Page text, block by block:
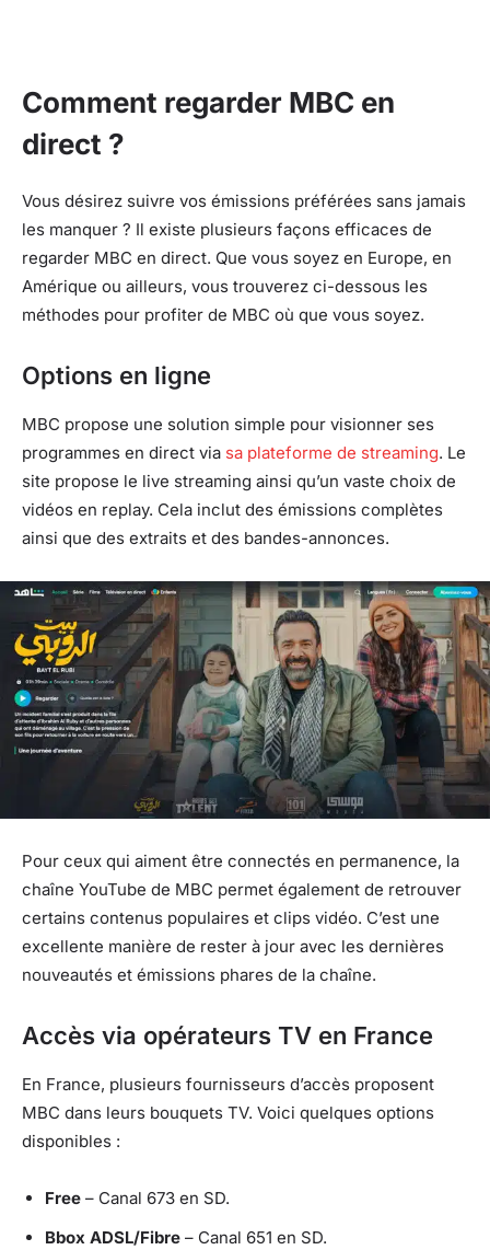
Comment regarder MBC en
direct ?
Vous désirez suivre vos émissions préférées sans jamais
les manquer ? Il existe plusieurs façons efficaces de
regarder MBC en direct. Que vous soyez en Europe, en
Amérique ou ailleurs, vous trouverez ci-dessous les
méthodes pour profiter de MBC où que vous soyez.
Options en ligne
MBC propose une solution simple pour visionner ses
programmes en direct via sa plateforme de streaming. Le
site propose le live streaming ainsi qu’un vaste choix de
vidéos en replay. Cela inclut des émissions complètes
ainsi que des extraits et des bandes-annonces.
Pour ceux qui aiment être connectés en permanence, la
chaîne YouTube de MBC permet également de retrouver
certains contenus populaires et clips vidéo. C’est une
excellente manière de rester à jour avec les dernières
nouveautés et émissions phares de la chaîne.
Accès via opérateurs TV en France
En France, plusieurs fournisseurs d’accès proposent
MBC dans leurs bouquets TV. Voici quelques options
disponibles :
Free – Canal 673 en SD.
Bbox ADSL/Fibre – Canal 651 en SD.